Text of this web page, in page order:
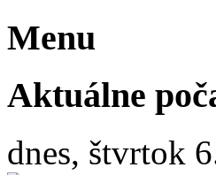
Menu
Aktuálne
dnes, štvrtok